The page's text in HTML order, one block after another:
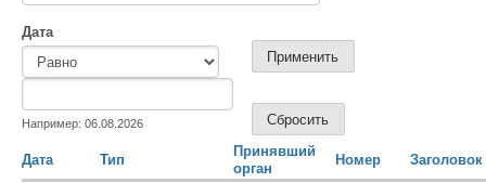
Дата
Например: 06.08.2026
Дата Тип
Принявший
орган
Номер Заголовок